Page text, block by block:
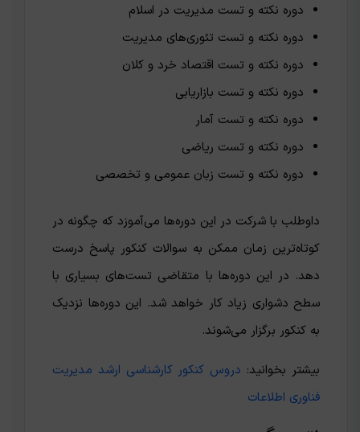
دوره نکته و تست مدیریت در اسلام
دوره نکته و تست تئوری‌های مدیریت
دوره نکته و تست اقتصاد خرد و کلان
دوره نکته و تست بازاریابی
دوره نکته و تست آمار
دوره نکته و تست ریاضی
دوره نکته و تست زبان عمومی و تخصصی
داوطلب با شرکت در این دوره‌ها می‌آموزد که چگونه در
کوتاه‌ترین زمان ممکن به سوالات کنکور پاسخ درست
دهد. در این دوره‌ها با متقاضی تست‌های بسیاری با
سطح دشواری زیاد کار خواهد شد. این دوره‌ها نزدیک
به کنکور برگزار می‌شوند.
بیشتر بخوانید: دروس کنکور کارشناسی ارشد مدیریت
فناوری اطلاعات